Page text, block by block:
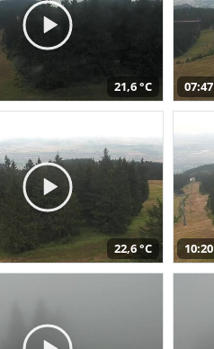
21,6 °C 07:47
22,6 °C 10:20